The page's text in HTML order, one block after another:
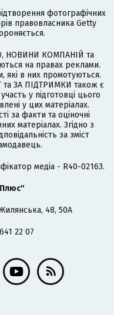
фотографічних
правовласника Getty
НОВИНИ КОМПАНІЙ та
на правах реклами.
які в них промотуються.
ЗА ПІДТРИМКИ також є
у підготовці цього
у цих матеріалах.
за факти та оціночні
матеріалах. Згідно з
за зміст
медіа - R40-02163.
48, 50А
22 07